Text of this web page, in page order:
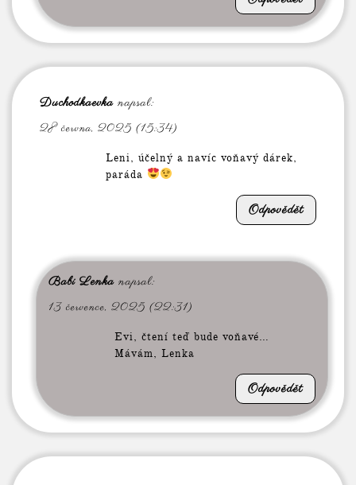
Duchodkaevka napsal:
28 června, 2025 (15:34)
Leni, účelný a navíc voňavý dárek,
paráda
Odpovědět
Babi Lenka napsal:
13 července, 2025 (22:31)
Evi, čtení teď bude voňavé…
Mávám, Lenka
Odpovědět